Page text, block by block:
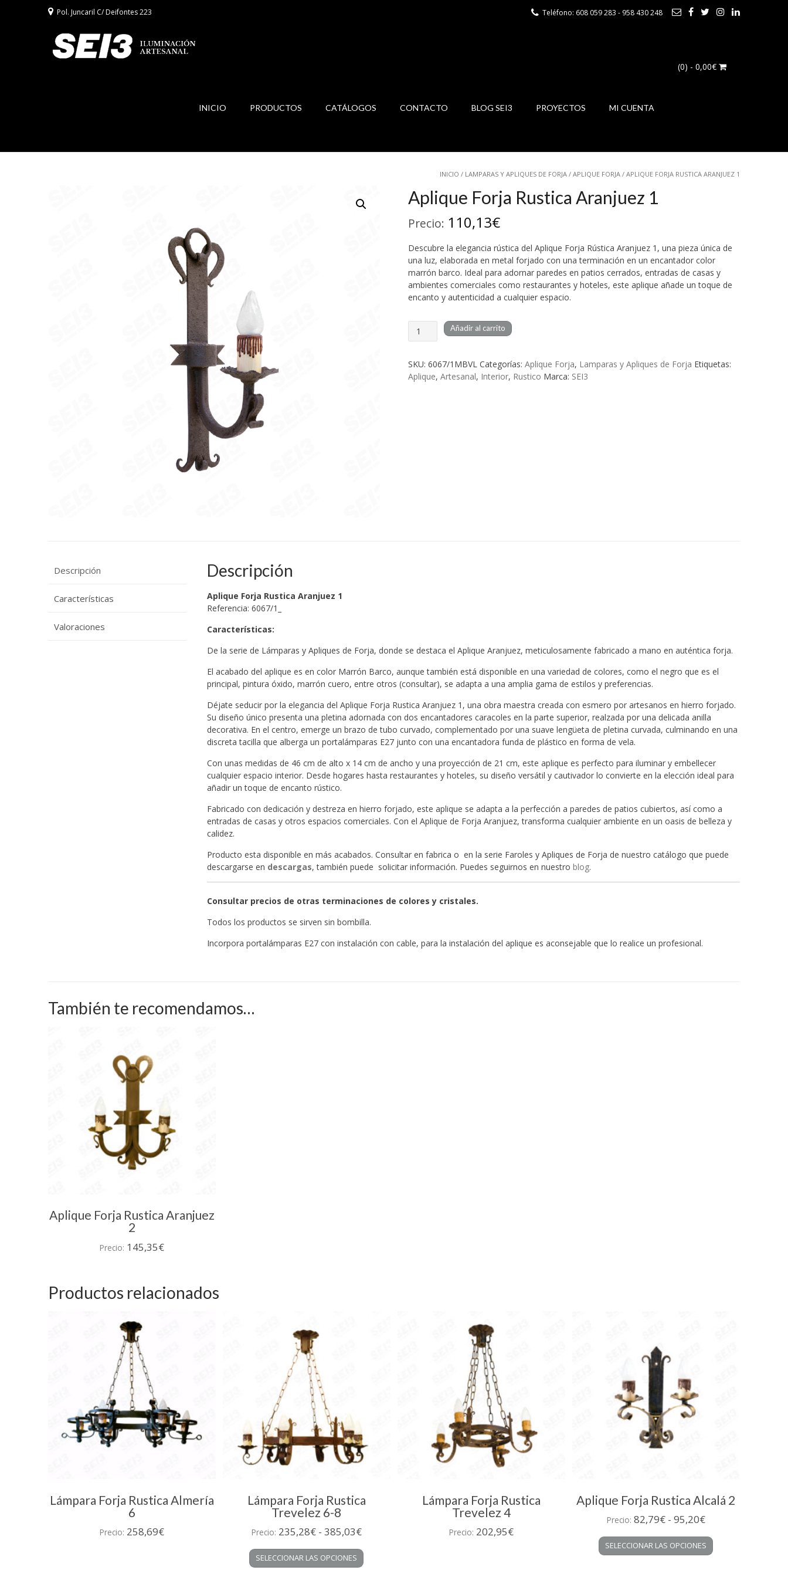
Pol. Juncaril C/ Deifontes 223 Teléfono: 608 059 283 - 958 430 248
(0) - 0,00€
INICIO PRODUCTOS CATÁLOGOS CONTACTO BLOG SEI3 PROYECTOS MI CUENTA
INICIO / LAMPARAS Y APLIQUES DE FORJA / APLIQUE FORJA / APLIQUE FORJA RUSTICA ARANJUEZ 1
Aplique Forja Rustica Aranjuez 1
Precio: 110,13€
Descubre la elegancia rústica del Aplique Forja Rústica Aranjuez 1, una pieza única de
una luz, elaborada en metal forjado con una terminación en un encantador color
marrón barco. Ideal para adornar paredes en patios cerrados, entradas de casas y
ambientes comerciales como restaurantes y hoteles, este aplique añade un toque de
encanto y autenticidad a cualquier espacio.
Aplique
Forja
Aranjuez
1
Añadir al carrito
SKU: 6067/1MBVL Categorías: Aplique Forja, Lamparas y Apliques de Forja Etiquetas:
Aplique, Artesanal, Interior, Rustico Marca: SEI3
Descripción
Características
Valoraciones
Descripción
Aplique Forja Rustica Aranjuez 1
Referencia: 6067/1_
Características:
De la serie de Lámparas y Apliques de Forja, donde se destaca el Aplique Aranjuez, meticulosamente fabricado a mano en auténtica forja.
El acabado del aplique es en color Marrón Barco, aunque también está disponible en una variedad de colores, como el negro que es el
principal, pintura óxido, marrón cuero, entre otros (consultar), se adapta a una amplia gama de estilos y preferencias.
Déjate seducir por la elegancia del Aplique Forja Rustica Aranjuez 1, una obra maestra creada con esmero por artesanos en hierro forjado.
Su diseño único presenta una pletina adornada con dos encantadores caracoles en la parte superior, realzada por una delicada anilla
decorativa. En el centro, emerge un brazo de tubo curvado, complementado por una suave lengüeta de pletina curvada, culminando en una
discreta tacilla que alberga un portalámparas E27 junto con una encantadora funda de plástico en forma de vela.
Con unas medidas de 46 cm de alto x 14 cm de ancho y una proyección de 21 cm, este aplique es perfecto para iluminar y embellecer
cualquier espacio interior. Desde hogares hasta restaurantes y hoteles, su diseño versátil y cautivador lo convierte en la elección ideal para
añadir un toque de encanto rústico.
Fabricado con dedicación y destreza en hierro forjado, este aplique se adapta a la perfección a paredes de patios cubiertos, así como a
entradas de casas y otros espacios comerciales. Con el Aplique de Forja Aranjuez, transforma cualquier ambiente en un oasis de belleza y
calidez.
Producto esta disponible en más acabados. Consultar en fabrica o en la serie Faroles y Apliques de Forja de nuestro catálogo que puede
descargarse en descargas, también puede solicitar información. Puedes seguirnos en nuestroblog.
Consultar precios de otras terminaciones de colores y cristales.
Todos los productos se sirven sin bombilla.
Incorpora portalámparas E27 con instalación con cable, para la instalación del aplique es aconsejable que lo realice un profesional.
También te recomendamos…
Aplique Forja Rustica Aranjuez
2
Precio: 145,35€
Productos relacionados
Lámpara Forja Rustica Almería
6
Precio: 258,69€
Lámpara Forja Rustica
Trevelez 6-8
Precio: 235,28€ - 385,03€Rango
precios:
SELECCIONAR LAS OPCIONES
Este
producto
Lámpara Forja Rustica
Trevelez 4
Precio: 202,95€
Aplique Forja Rustica Alcalá 2
Precio: 82,79€ - 95,20€Rango
de
precios:
SELECCIONAR LAS OPCIONES
Este
producto